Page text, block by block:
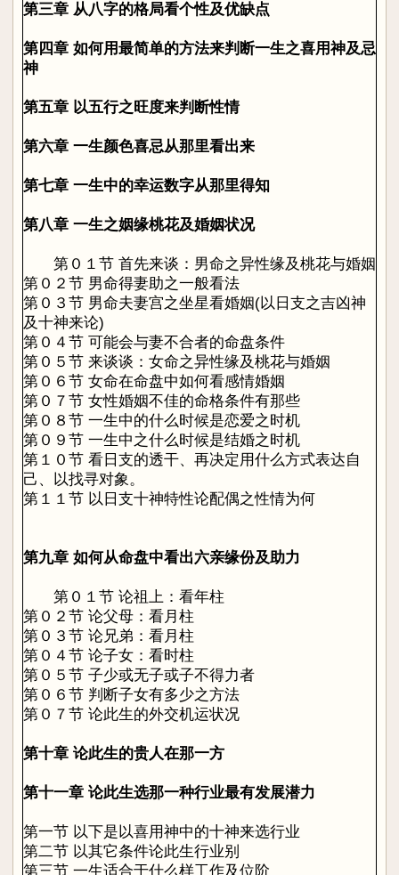
第三章 从八字的格局看个性及优缺点
第四章 如何用最简单的方法来判断一生之喜用神及忌
神
第五章 以五行之旺度来判断性情
第六章 一生颜色喜忌从那里看出来
第七章 一生中的幸运数字从那里得知
第八章 一生之姻缘桃花及婚姻状况
第０１节 首先来谈：男命之异性缘及桃花与婚姻
第０２节 男命得妻助之一般看法
第０３节 男命夫妻宫之坐星看婚姻(以日支之吉凶神
及十神来论)
第０４节 可能会与妻不合者的命盘条件
第０５节 来谈谈：女命之异性缘及桃花与婚姻
第０６节 女命在命盘中如何看感情婚姻
第０７节 女性婚姻不佳的命格条件有那些
第０８节 一生中的什么时候是恋爱之时机
第０９节 一生中之什么时候是结婚之时机
第１０节 看日支的透干、再决定用什么方式表达自
己、以找寻对象。
第１１节 以日支十神特性论配偶之性情为何
第九章 如何从命盘中看出六亲缘份及助力
第０１节 论祖上：看年柱
第０２节 论父母：看月柱
第０３节 论兄弟：看月柱
第０４节 论子女：看时柱
第０５节 子少或无子或子不得力者
第０６节 判断子女有多少之方法
第０７节 论此生的外交机运状况
第十章 论此生的贵人在那一方
第十一章 论此生选那一种行业最有发展潜力
第一节 以下是以喜用神中的十神来选行业
第二节 以其它条件论此生行业别
第三节 一生适合于什么样工作及位阶